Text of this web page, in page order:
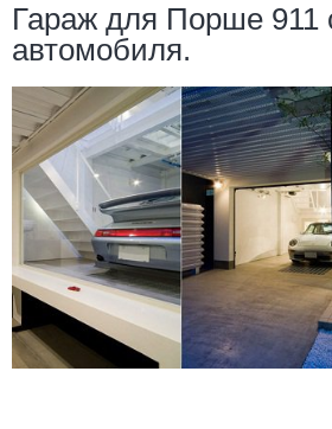
Гараж для Порше 911
автомобиля.